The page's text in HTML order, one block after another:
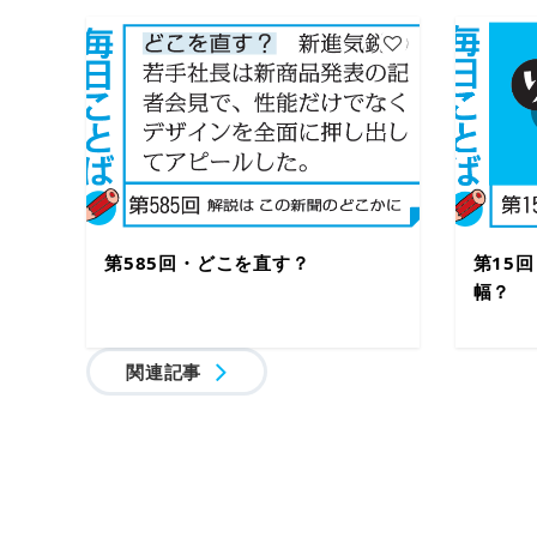
第585回・どこを直す？
第15
幅？
関連記事